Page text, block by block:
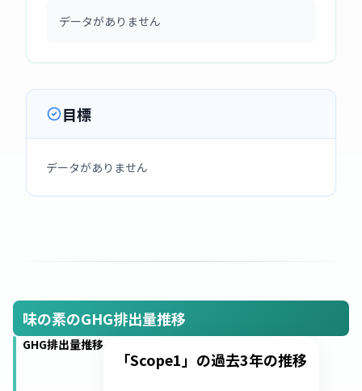
データがありません
目標
データがありません
味の素のGHG排出量推移
GHG排出量推移
「Scope1」の過去3年の推移